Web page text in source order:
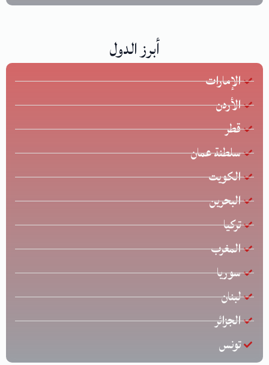
أبرز الدول
الإمارات
الأردن
قطر
سلطنة عمان
الكويت
البحرين
تركيا
المغرب
سوريا
لبنان
الجزائر
تونس